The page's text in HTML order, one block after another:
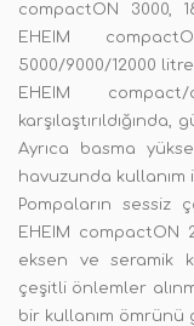
compactON 3000,
EHEIM
5000/9000/12000
EHEIM
Ayrıca basma
havuzunda kullanım
Pompaların sessiz
EHEIM compactON
eksen ve seramik
çeşitli önlemler
bir kullanım ömrünü